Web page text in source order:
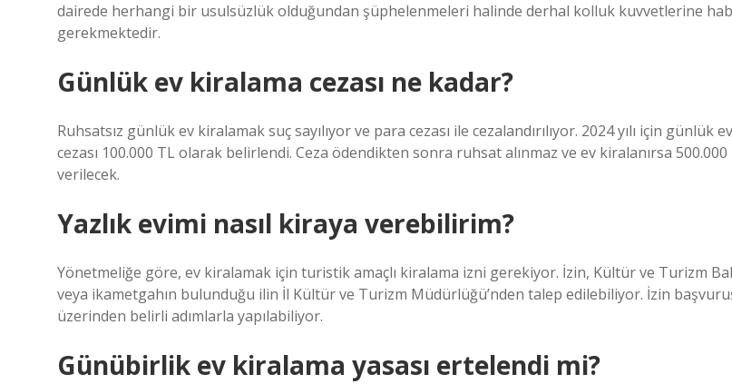
dairede herhangi bir usulsüzlük olduğundan şüphelenmeleri halinde derhal kolluk kuvvetlerine
gerekmektedir.
Günlük ev kiralama cezası ne kadar?
Ruhsatsız günlük ev kiralamak suç sayılıyor ve para cezası ile cezalandırılıyor. 2024 yılı için günlük
cezası 100.000 TL olarak belirlendi. Ceza ödendikten sonra ruhsat alınmaz ve ev kiralanırsa 500.000
verilecek.
Yazlık evimi nasıl kiraya verebilirim?
Yönetmeliğe göre, ev kiralamak için turistik amaçlı kiralama izni gerekiyor. İzin, Kültür ve Turizm
veya ikametgahın bulunduğu ilin İl Kültür ve Turizm Müdürlüğü’nden talep edilebiliyor. İzin
üzerinden belirli adımlarla yapılabiliyor.
Günübirlik ev kiralama yasası ertelendi mi?